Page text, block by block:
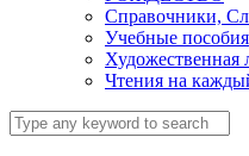
Справочники,
Учебные пособия
Художественная
Чтения на